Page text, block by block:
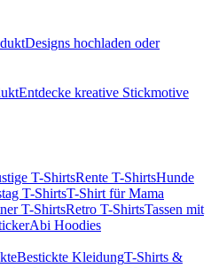
Designs hochladen oder
Entdecke kreative Stickmotive
T-ShirtsRente T-ShirtsHunde
T-ShirtsT-Shirt für Mama
T-ShirtsRetro T-ShirtsTassen mit
Abi Hoodies
Bestickte KleidungT-Shirts &